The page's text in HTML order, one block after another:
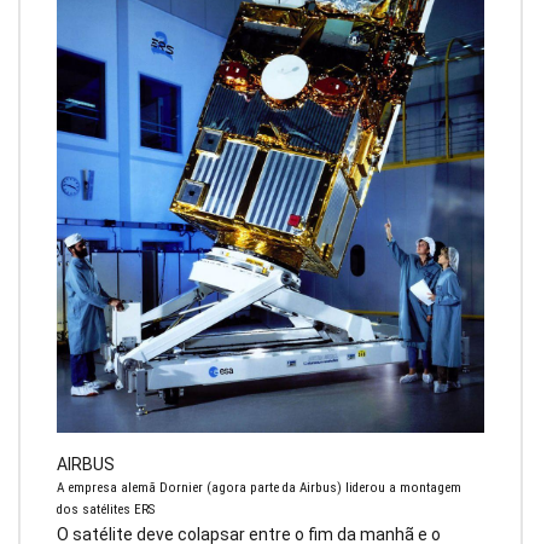
AIRBUS
A empresa alemã Dornier (agora parte da Airbus) liderou a montagem
dos satélites ERS
O satélite deve colapsar entre o fim da manhã e o